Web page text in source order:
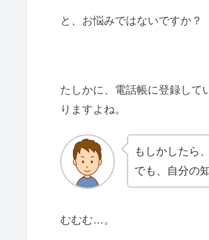
と、お悩みではないですか？
たしかに、電話帳に登録して
りますよね。
もしかしたら
でも、自分の
むむむ…。